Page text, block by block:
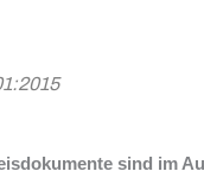
sind im